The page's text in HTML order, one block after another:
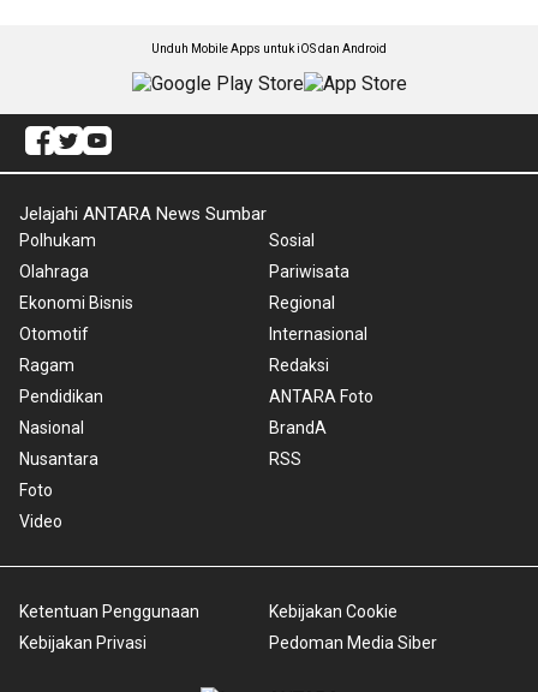
Unduh Mobile Apps untuk iOS dan Android
Jelajahi ANTARA News Sumbar
Polhukam
Olahraga
Ekonomi Bisnis
Otomotif
Ragam
Pendidikan
Nasional
Nusantara
Foto
Video
Sosial
Pariwisata
Regional
Internasional
Redaksi
ANTARA Foto
BrandA
RSS
Ketentuan Penggunaan
Kebijakan Privasi
Kebijakan Cookie
Pedoman Media Siber